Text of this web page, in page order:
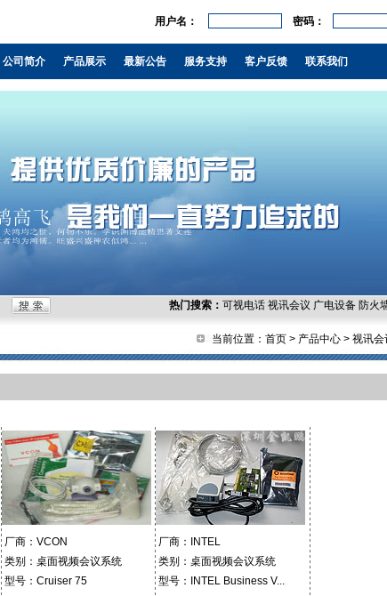
用户名： 密码：
公司简介 产品展示 最新公告 服务支持 客户反馈 联系我们
热门搜索： 可视电话 视讯会议 广电设备 防火
当前位置： 首页> 产品中心 > 视讯会
厂商：VCON
类别：桌面视频会议系统
型号：Cruiser 75
厂商：INTEL
类别：桌面视频会议系统
型号：INTEL Business V...